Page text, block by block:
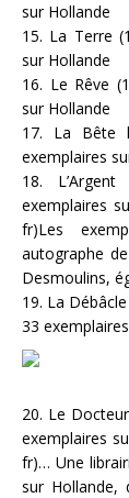
sur Hollande
15. La Terre
sur Hollande
16. Le Rêve
sur Hollande
17. La Bête
exemplaires
18.
exemplaires
fr)Les
autographe
Desmoulins,
19. La
33
20. Le
exemplaires
fr)… Une
sur Hollande,